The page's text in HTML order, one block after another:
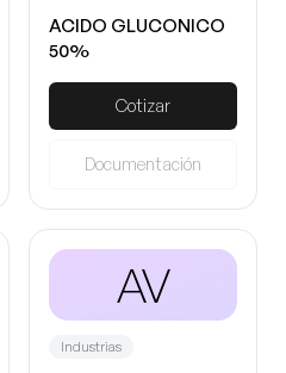
ACIDO GLUCONICO
50%
Cotizar
Documentación
AV
Industrias